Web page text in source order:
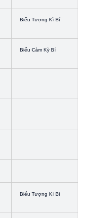
Biểu Tượng Kì Bí
Biểu Cảm Kỳ Bí
Biểu Tượng Kì Bí